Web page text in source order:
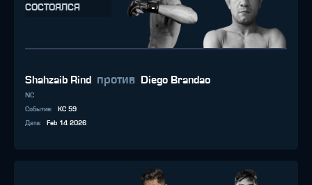
СОСТОЯЛСЯ
Shahzaib Rind против Diego Brandao
NC
Событие:
KC 59
Дата: Feb 14 2026